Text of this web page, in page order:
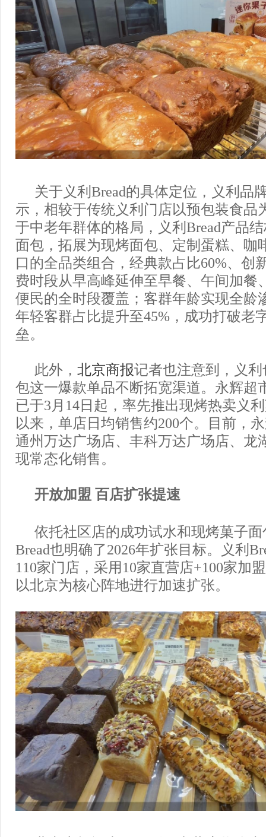
关于义利Bread的具体定位，义利品
示，相较于传统义利门店以预包装食品
于中老年群体的格局，义利Bread产品
面包，拓展为现烤面包、定制蛋糕、咖
口的全品类组合，经典款占比60%、创
费时段从早高峰延伸至早餐、午间加餐
便民的全时段覆盖；客群年龄实现全龄
年轻客群占比提升至45%，成功打破老
垒。
此外， 北京商报记者也注意到，义
包这一爆款单品不断拓宽渠道。永辉超
已于3月14日起，率先推出现烤热卖义
以来，单店日均销售约200个。目前，
通州万达广场店、丰科万达广场店、龙
现常态化销售。
开放加盟 百店扩张提速
依托社区店的成功试水和现烤菓子
Bread也明确了2026年扩张目标。义利
110家门店，采用10家直营店+100家加
以北京为核心阵地进行加速扩张。